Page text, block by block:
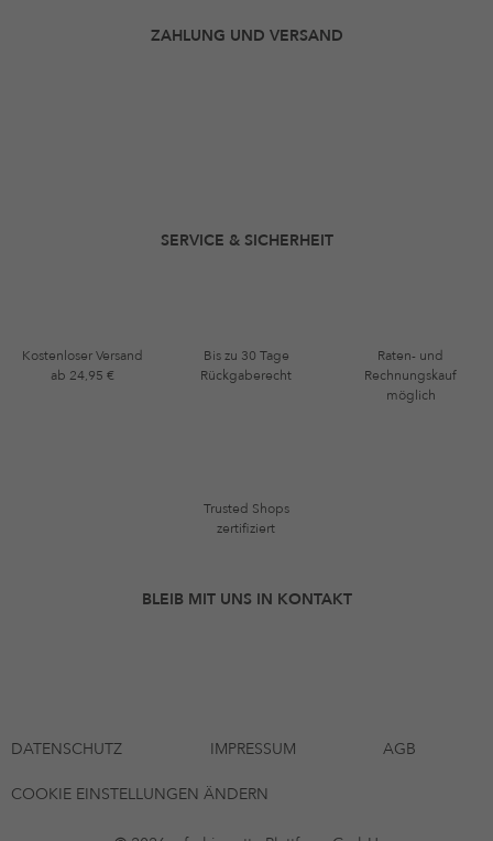
ZAHLUNG UND VERSAND
SERVICE & SICHERHEIT
Kostenloser Versand
ab 24,95 €
Bis zu 30 Tage
Rückgaberecht
Raten- und
Rechnungskauf
möglich
Trusted Shops
zertifiziert
BLEIB MIT UNS IN KONTAKT
DATENSCHUTZ IMPRESSUM AGB
COOKIE EINSTELLUNGEN ÄNDERN